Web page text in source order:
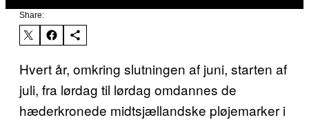
Share:
Hvert år, omkring slutningen af juni, starten af
juli, fra lørdag til lørdag omdannes de
hæderkronede midtsjællandske pløjemarker i